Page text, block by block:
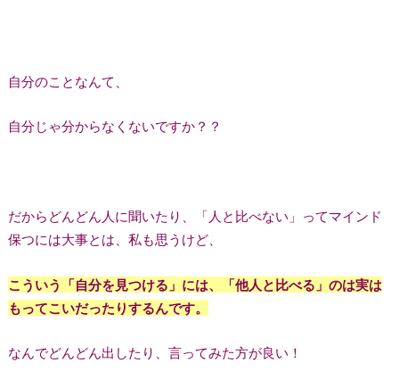
自分のことなんて、
自分じゃ分からなくないですか？？
だからどんどん人に聞いたり、「人と比べない」ってマインド
保つには大事とは、私も思うけど、
こういう「自分を見つける」には、「他人と比べる」のは実は
もってこいだったりするんです。
なんでどんどん出したり、言ってみた方が良い！